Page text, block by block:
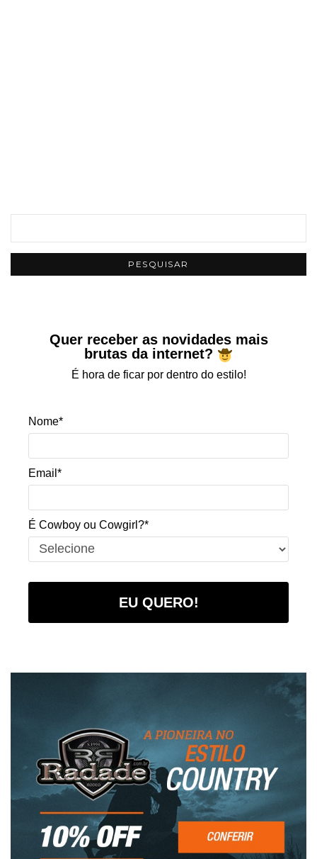
Quer receber as novidades mais
brutas da internet?
É hora de ficar por dentro do estilo!
Nome*
Email*
É Cowboy ou Cowgirl?*
EU QUERO!